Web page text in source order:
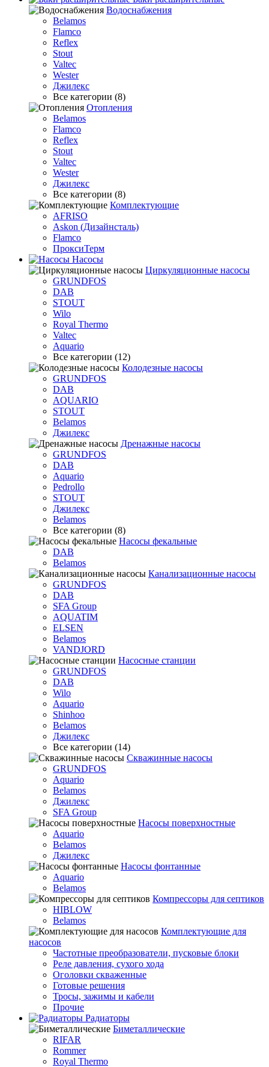
Водоснабжения
Belamos
Flamco
Reflex
Stout
Valtec
Wester
Джилекс
Все категории (8)
Отопления
Belamos
Flamco
Reflex
Stout
Valtec
Wester
Джилекс
Все категории (8)
Комплектующие
AFRISO
Askon (Дизайнсталь)
Flamco
ПроксиТерм
Насосы
Циркуляционные насосы
GRUNDFOS
DAB
STOUT
Wilo
Royal Thermo
Valtec
Aquario
Все категории (12)
Колодезные насосы
GRUNDFOS
DAB
AQUARIO
STOUT
Belamos
Джилекс
Дренажные насосы
GRUNDFOS
DAB
Aquario
Pedrollo
STOUT
Джилекс
Belamos
Все категории (8)
Насосы фекальные
DAB
Belamos
Канализационные насосы
GRUNDFOS
DAB
SFA Group
AQUATIM
ELSEN
Belamos
VANDJORD
Насосные станции
GRUNDFOS
DAB
Wilo
Aquario
Shinhoo
Belamos
Джилекс
Все категории (14)
Скважинные насосы
GRUNDFOS
Aquario
Belamos
Джилекс
SFA Group
Насосы поверхностные
Aquario
Belamos
Джилекс
Насосы фонтанные
Aquario
Belamos
Компрессоры для септиков
HIBLOW
Belamos
Комплектующие для
насосов
Частотные преобразователи, пусковые блоки
Реле давления, сухого хода
Оголовки скваженные
Готовые решения
Тросы, зажимы и кабели
Прочие
Радиаторы
Биметаллические
RIFAR
Rommer
Royal Thermo